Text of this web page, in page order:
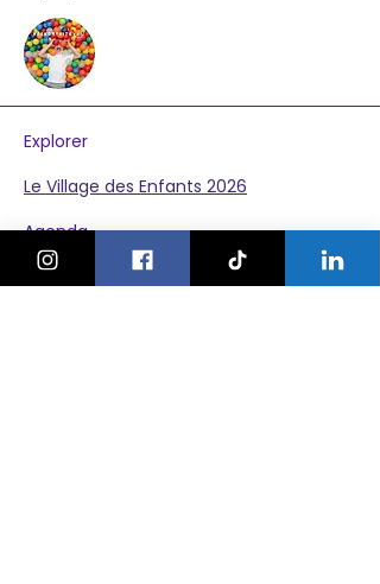
Explorer
Le Village des Enfants 2026
Agenda
Activités
Anniversaires